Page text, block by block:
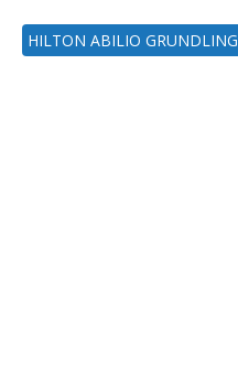
HILTON ABILIO GRUNDLING